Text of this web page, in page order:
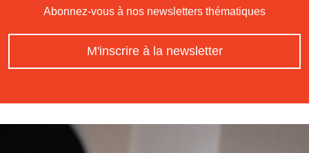
Abonnez-vous à nos newsletters thématiques
M'inscrire à la newsletter